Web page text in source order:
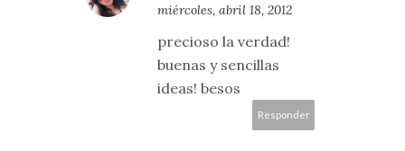
miércoles, abril 18, 2012
precioso la verdad!
buenas y sencillas
ideas! besos
Responder